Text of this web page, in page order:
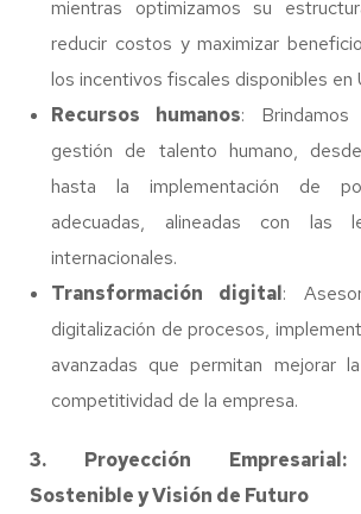
mientras optimizamos su
reducir costos y maximizar
los incentivos fiscales disponibles en
Recursos humanos:
gestión de talento humano,
hasta la implementación de
adecuadas, alineadas con las
internacionales.
Transformación digital:
digitalización de procesos,
avanzadas que permitan mejorar
competitividad de la empresa.
3. Proyección Empresarial:
Sostenible y Visión de Futuro